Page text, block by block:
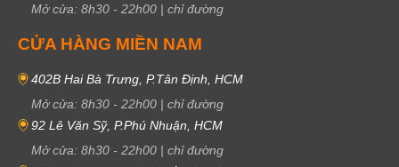
Mở cửa: 8h30 - 22h00 | chỉ đường
CỬA HÀNG MIỀN NAM
402B Hai Bà Trưng, P.Tân Định, HCM
Mở cửa: 8h30 - 22h00 | chỉ đường
92 Lê Văn Sỹ, P.Phú Nhuận, HCM
Mở cửa: 8h30 - 22h00 | chỉ đường